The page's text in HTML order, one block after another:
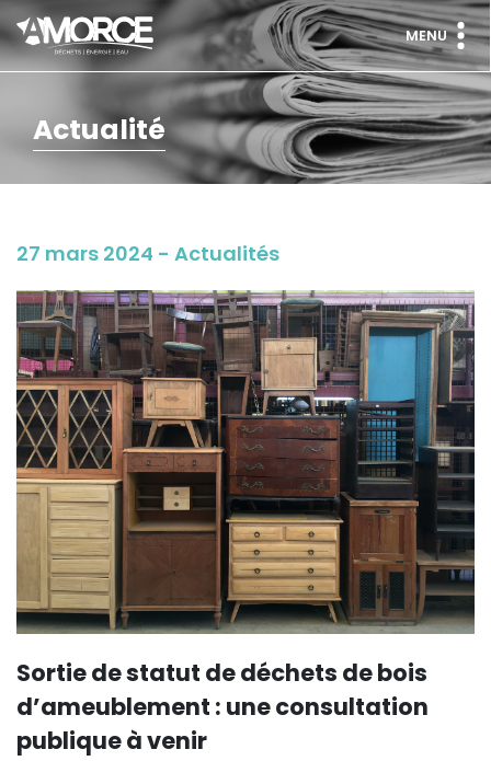
MENU
Actualité
27 mars 2024 - Actualités
Sortie de statut de déchets de bois
d’ameublement : une consultation
publique à venir